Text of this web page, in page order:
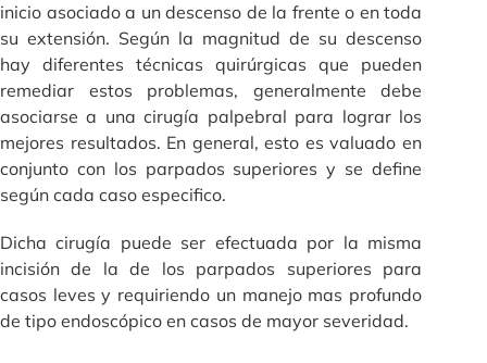
inicio asociado a un descenso de la frente o en toda
su extensión. Según la magnitud de su descenso
hay diferentes técnicas quirúrgicas que pueden
remediar estos problemas, generalmente debe
asociarse a una cirugía palpebral para lograr los
mejores resultados. En general, esto es valuado en
conjunto con los parpados superiores y se define
según cada caso especifico.
Dicha cirugía puede ser efectuada por la misma
incisión de la de los parpados superiores para
casos leves y requiriendo un manejo mas profundo
de tipo endoscópico en casos de mayor severidad.